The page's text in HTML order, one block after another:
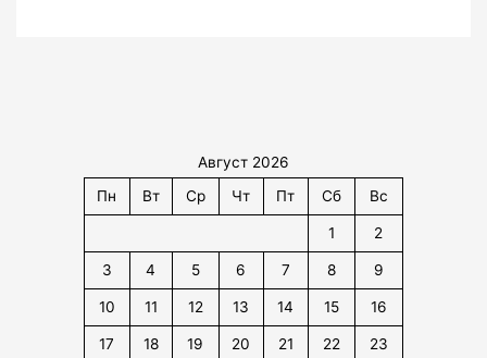
Август 2026
Пн
Вт Ср Чт Пт Сб Вс
1 2
3 4 5 6 7 8 9
10 11 12 13 14 15 16
17 18 19 20 21 22 23